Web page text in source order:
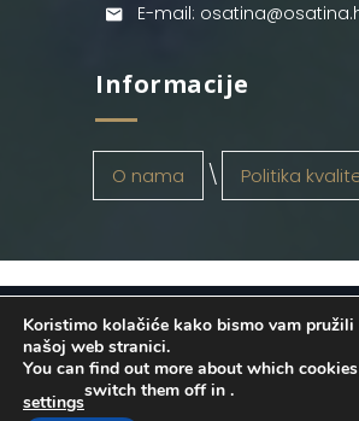
E-mail:
Informacije
O nama Politika
OSATINA GRUPA d.o.o. 2026
.
byINFOS Osijek. Sva prava
Koristimo kolačiće kako bismo vam
našoj web stranici.
You can find out more about which
switch them off in
settings
.